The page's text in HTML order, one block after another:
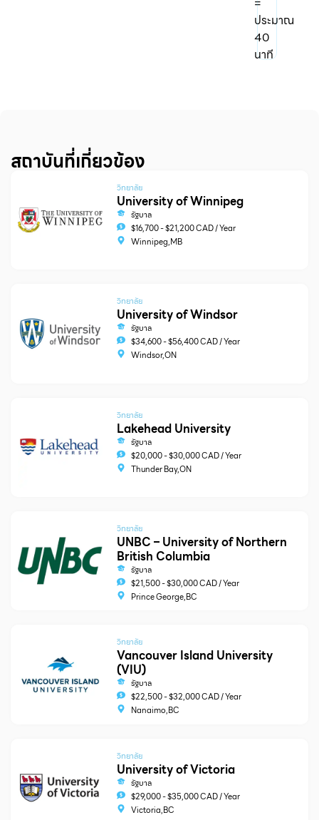
ประมาณ
40
นาที
สถาบันที่เกี่ยวข้อง
วิทยาลัย
University of Winnipeg
รัฐบาล
$16,700 - $21,200 CAD / Year
Winnipeg,MB
วิทยาลัย
University of Windsor
รัฐบาล
$34,600 - $56,400 CAD / Year
Windsor,ON
วิทยาลัย
Lakehead University
รัฐบาล
$20,000 - $30,000 CAD / Year
Thunder Bay,ON
วิทยาลัย
UNBC – University of Northern
British Columbia
รัฐบาล
$21,500 - $30,000 CAD / Year
Prince George,BC
วิทยาลัย
Vancouver Island University
(VIU)
รัฐบาล
$22,500 - $32,000 CAD / Year
Nanaimo,BC
วิทยาลัย
University of Victoria
รัฐบาล
$29,000 - $35,000 CAD / Year
Victoria,BC